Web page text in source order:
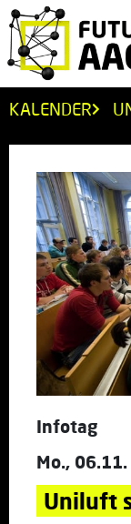
KALENDER
Infotag
Mo.,
Uniluft